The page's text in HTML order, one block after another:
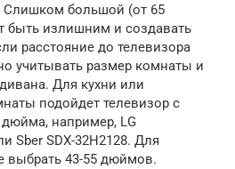
Слишком большой (от 65
излишним и создавать
расстояние до телевизора
учитывать размер комнаты и
Для кухни или
подойдет телевизор с
например, LG
Sber SDX-32H2128. Для
выбрать 43-55 дюймов.